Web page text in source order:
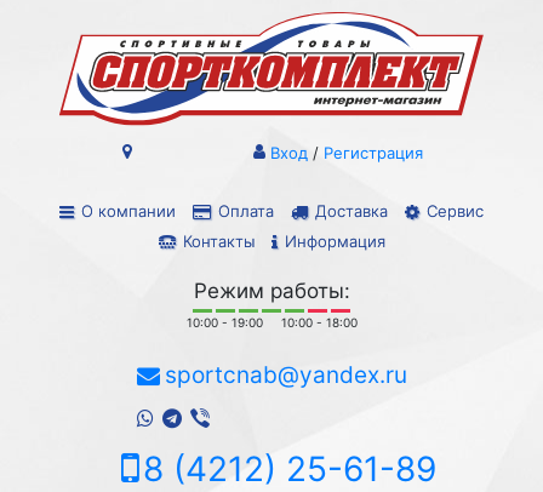
О компании Оплата Доставка
Сервис
Контакты
Информация
Вход / Регистрация
Режим работы:
10:00 - 19:00 10:00 - 18:00
sportcnab@yandex.ru
8 (4212) 25-61-89